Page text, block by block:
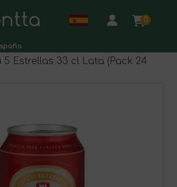
0
Estrellas 33 cl Lata (Pack 24